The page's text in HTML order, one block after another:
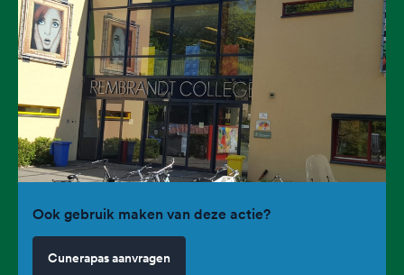
Ook gebruik maken van deze actie?
Cunerapas aanvragen